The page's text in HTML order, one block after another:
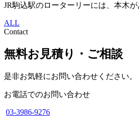
JR駒込駅のローターリーには、本木が
ALL
Contact
無料お見積り・ご相談
是非お気軽にお問い合わせください。
お電話でのお問い合わせ
03-3986-9276